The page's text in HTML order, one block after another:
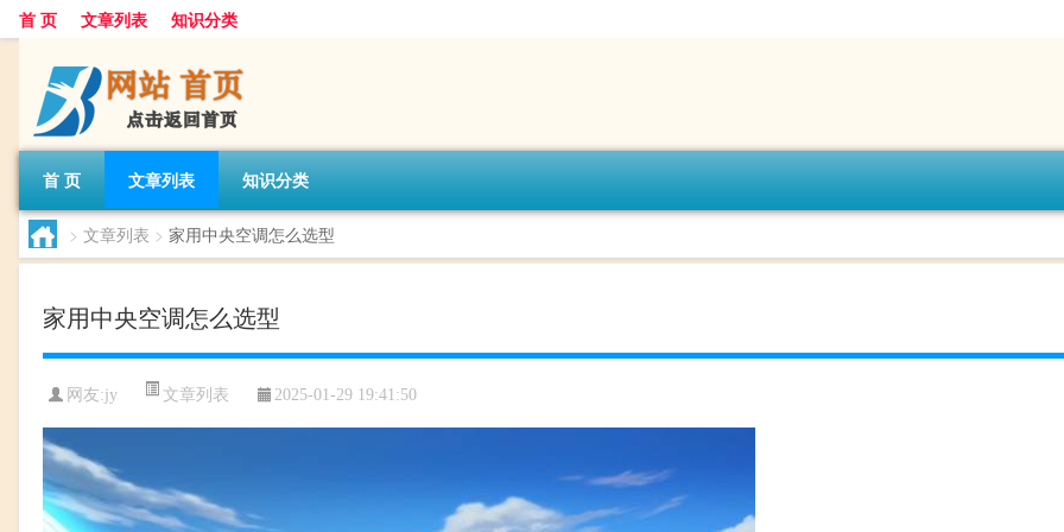
首 页 文章列表 知识分类
首 页 文章列表 知识分类
> 文章列表 > 家用中央空调怎么选型
家用中央空调怎么选型
网友:jy 文章列表 2025-01-29 19:41:50